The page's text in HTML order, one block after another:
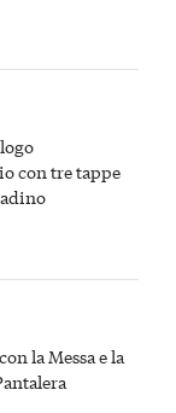
con tre tappe
la Messa e la